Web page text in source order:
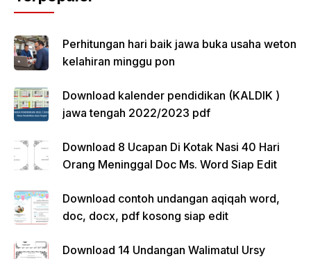
Perhitungan hari baik jawa buka usaha weton
kelahiran minggu pon
Download kalender pendidikan (KALDIK )
jawa tengah 2022/2023 pdf
Download 8 Ucapan Di Kotak Nasi 40 Hari
Orang Meninggal Doc Ms. Word Siap Edit
Download contoh undangan aqiqah word,
doc, docx, pdf kosong siap edit
Download 14 Undangan Walimatul Ursy